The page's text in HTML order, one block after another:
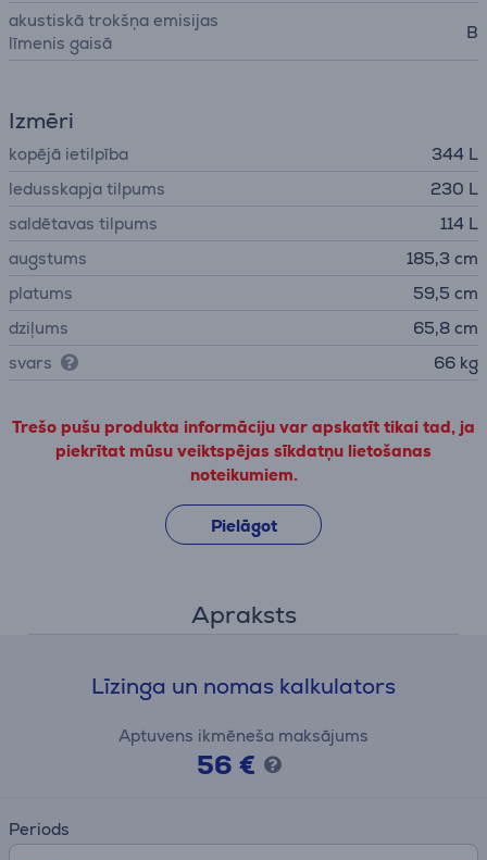
akustiskā trokšņa emisijas
līmenis gaisā
B
Izmēri
kopējā ietilpība
344 L
ledusskapja tilpums
230 L
saldētavas tilpums
114 L
augstums
185,3 cm
platums
59,5 cm
dziļums
65,8 cm
svars
66 kg
Trešo pušu produkta informāciju var apskatīt tikai tad, ja
piekrītat mūsu veiktspējas sīkdatņu lietošanas
noteikumiem.
Pielāgot
Apraksts
Līzinga un nomas kalkulators
Aptuvens ikmēneša maksājums
56 €
Periods